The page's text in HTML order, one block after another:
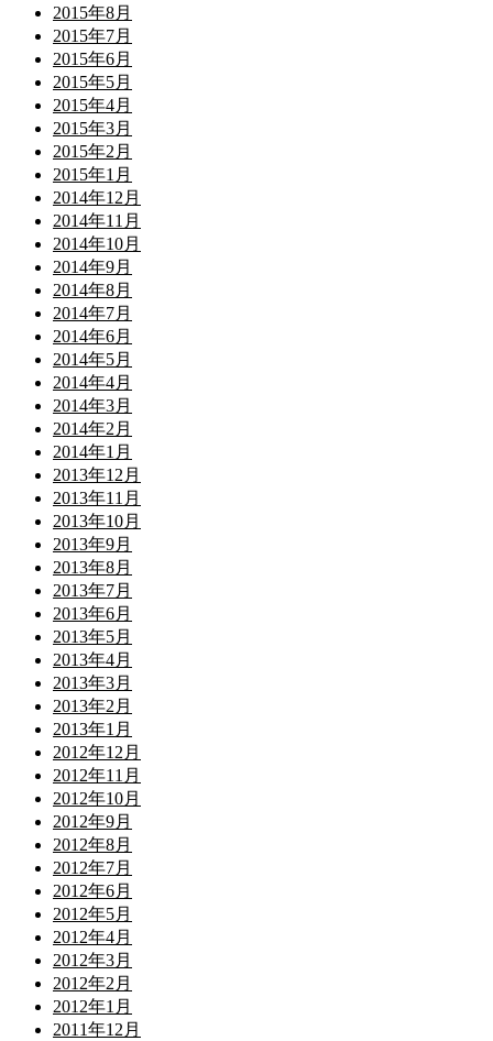
2015年8月
2015年7月
2015年6月
2015年5月
2015年4月
2015年3月
2015年2月
2015年1月
2014年12月
2014年11月
2014年10月
2014年9月
2014年8月
2014年7月
2014年6月
2014年5月
2014年4月
2014年3月
2014年2月
2014年1月
2013年12月
2013年11月
2013年10月
2013年9月
2013年8月
2013年7月
2013年6月
2013年5月
2013年4月
2013年3月
2013年2月
2013年1月
2012年12月
2012年11月
2012年10月
2012年9月
2012年8月
2012年7月
2012年6月
2012年5月
2012年4月
2012年3月
2012年2月
2012年1月
2011年12月